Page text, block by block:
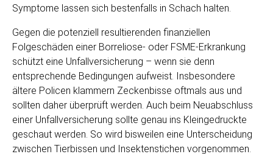
Symptome lassen sich bestenfalls in Schach halten.
Gegen die potenziell resultierenden finanziellen
Folgeschäden einer Borreliose- oder FSME-Erkrankung
schützt eine Unfallversicherung – wenn sie denn
entsprechende Bedingungen aufweist. Insbesondere
ältere Policen klammern Zeckenbisse oftmals aus und
sollten daher überprüft werden. Auch beim Neuabschluss
einer Unfallversicherung sollte genau ins Kleingedruckte
geschaut werden. So wird bisweilen eine Unterscheidung
zwischen Tierbissen und Insektenstichen vorgenommen.